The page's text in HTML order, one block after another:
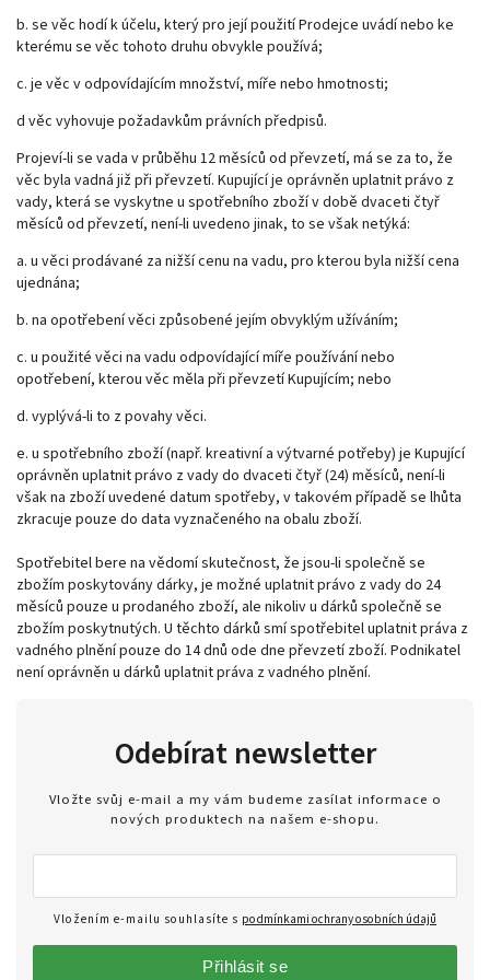
b. se věc hodí k účelu, který pro její použití Prodejce uvádí nebo ke
kterému se věc tohoto druhu obvykle používá;
c. je věc v odpovídajícím množství, míře nebo hmotnosti;
d věc vyhovuje požadavkům právních předpisů.
Projeví-li se vada v průběhu 12 měsíců od převzetí, má se za to, že
věc byla vadná již při převzetí. Kupující je oprávněn uplatnit právo z
vady, která se vyskytne u spotřebního zboží v době dvaceti čtyř
měsíců od převzetí, není-li uvedeno jinak, to se však netýká:
a. u věci prodávané za nižší cenu na vadu, pro kterou byla nižší cena
ujednána;
b. na opotřebení věci způsobené jejím obvyklým užíváním;
c. u použité věci na vadu odpovídající míře používání nebo
opotřebení, kterou věc měla při převzetí Kupujícím; nebo
d. vyplývá-li to z povahy věci.
e. u spotřebního zboží (např. kreativní a výtvarné potřeby) je Kupující
oprávněn uplatnit právo z vady do dvaceti čtyř (24) měsíců, není-li
však na zboží uvedené datum spotřeby, v takovém případě se lhůta
zkracuje pouze do data vyznačeného na obalu zboží.
Spotřebitel bere na vědomí skutečnost, že jsou-li společně se
zbožím poskytovány dárky, je možné uplatnit právo z vady do 24
měsíců pouze u prodaného zboží, ale nikoliv u dárků společně se
zbožím poskytnutých. U těchto dárků smí spotřebitel uplatnit práva z
vadného plnění pouze do 14 dnů ode dne převzetí zboží. Podnikatel
není oprávněn u dárků uplatnit práva z vadného plnění.
Odebírat newsletter
Vložte svůj e-mail a my vám budeme zasílat informace o
nových produktech na našem e-shopu.
Vložením e-mailu souhlasíte s podmínkami ochrany osobních údajů
Přihlásit se